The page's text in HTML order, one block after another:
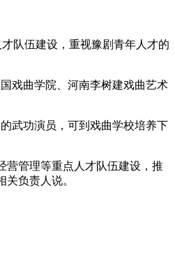
队伍建设，重视豫剧青年人才的
戏曲学院、河南李树建戏曲艺术
武功演员，可到戏曲学校培养下
管理等重点人才队伍建设，推
负责人说。